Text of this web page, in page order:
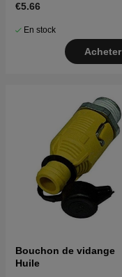
€5.66
En stock
Acheter
Bouchon de vidange
Huile